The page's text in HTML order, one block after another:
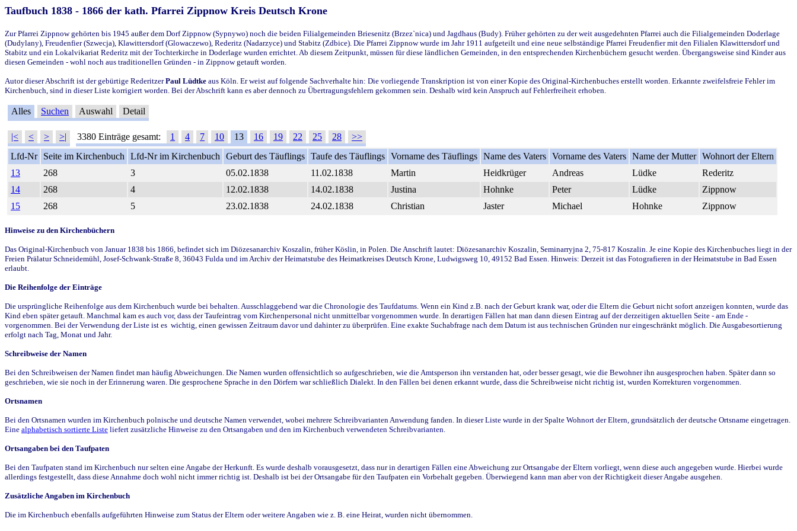
Taufbuch 1838 - 1866 der kath. Pfarrei Zippnow Kreis Deutsch Krone
Zur Pfarrei Zippnow gehörten bis 1945 außer dem Dorf Zippnow (Sypnywo) noch die beiden Filialgemeinden Briesenitz (Brzez`nica) und Jagdhaus (Budy). Früher gehörten zu der weit ausgedehnten Pfarrei auch die Filialgemeinden Doderlage
(Dudylany), Freudenfier (Szwecja), Klawittersdorf (Glowaczewo), Rederitz (Nadarzyce) und Stabitz (Zdbice). Die Pfarrei Zippnow wurde im Jahr 1911 aufgeteilt und eine neue selbständige Pfarrei Freudenfier mit den Filialen Klawittersdorf und
Stabitz und ein Lokalvikariat Rederitz mit der Tochterkirche in Doderlage wurden errichtet. Ab diesem Zeitpunkt, müssen für diese ländlichen Gemeinden, in den entsprechenden Kirchenbüchern gesucht werden. Übergangsweise sind Kinder aus
diesen Gemeinden - wohl noch aus traditionellen Gründen - in Zippnow getauft worden.
Autor dieser Abschrift ist der gebürtige RederitzerPaul Lüdtke aus Köln. Er weist auf folgende Sachverhalte hin: Die vorliegende Transkription ist von einer Kopie des Original-Kirchenbuches erstellt worden. Erkannte zweifelsfreie Fehler im
Kirchenbuch, sind in dieser Liste korrigiert worden. Bei der Abschrift kann es aber dennoch zu Übertragungsfehlern gekommen sein. Deshalb wird kein Anspruch auf Fehlerfreiheit erhoben.
Alles Suchen Auswahl Detail
|< < > >| 3380 Einträge gesamt: 1 4 7 10 13 16 19 22 25 28
>>
Lfd-Nr
Seite im Kirchenbuch Lfd-Nr im Kirchenbuch Geburt des Täuflings Taufe des Täuflings Vorname des Täuflings Name des Vaters Vorname des Vaters Name der Mutter Wohnort der Eltern
13
268 3 05.02.1838 11.02.1838 Martin Heidkrüger Andreas Lüdke
Rederitz
14
268 4 12.02.1838 14.02.1838 Justina Hohnke Peter Lüdke
Zippnow
15
268 5 23.02.1838 24.02.1838 Christian Jaster Michael Hohnke Zippnow
Hinweise zu den Kirchenbüchern
Das Original-Kirchenbuch von Januar 1838 bis 1866, befindet sich im Diözesanarchiv Koszalin, früher Köslin, in Polen. Die Anschrift lautet: Diözesanarchiv Koszalin, Seminarryjna 2, 75-817 Koszalin. Je eine Kopie des Kirchenbuches liegt in der
Freien Prälatur Schneidemühl, Josef-Schwank-Straße 8, 36043 Fulda und im Archiv der Heimatstube des Heimatkreises Deutsch Krone, Ludwigsweg 10, 49152 Bad Essen. Hinweis: Derzeit ist das Fotografieren in der Heimatstube in Bad Essen
erlaubt.
Die Reihenfolge der Einträge
Die ursprüngliche Reihenfolge aus dem Kirchenbuch wurde bei behalten. Ausschlaggebend war die Chronologie des Taufdatums. Wenn ein Kind z.B. nach der Geburt krank war, oder die Eltern die Geburt nicht sofort anzeigen konnten, wurde das
Kind eben später getauft. Manchmal kam es auch vor, dass der Taufeintrag vom Kirchenpersonal nicht unmittelbar vorgenommen wurde. In derartigen Fällen hat man dann diesen Eintrag auf der derzeitigen aktuellen Seite - am Ende -
vorgenommen. Bei der Verwendung der Liste ist es wichtig, einen gewissen Zeitraum davor und dahinter zu überprüfen. Eine exakte Suchabfrage nach dem Datum ist aus technischen Gründen nur eingeschränkt möglich. Die Ausgabesortierung
erfolgt nach Tag, Monat und Jahr.
Schreibweise der Namen
Bei den Schreibweisen der Namen findet man häufig Abweichungen. Die Namen wurden offensichtlich so aufgeschrieben, wie die Amtsperson ihn verstanden hat, oder besser gesagt, wie die Bewohner ihn ausgesprochen haben. Später dann so
geschrieben, wie sie noch in der Erinnerung waren. Die gesprochene Sprache in den Dörfern war schließlich Dialekt. In den Fällen bei denen erkannt wurde, dass die Schreibweise nicht richtig ist, wurden Korrekturen vorgenommen.
Ortsnamen
Bei den Ortsnamen wurden im Kirchenbuch polnische und deutsche Namen verwendet, wobei mehrere Schreibvarianten Anwendung fanden. In dieser Liste wurde in der Spalte Wohnort der Eltern, grundsätzlich der deutsche Ortsname eingetragen.
Eine alphabetisch sortierte Liste liefert zusätzliche Hinweise zu den Ortsangaben und den im Kirchenbuch verwendeten Schreibvarianten.
Ortsangaben bei den Taufpaten
Bei den Taufpaten stand im Kirchenbuch nur selten eine Angabe der Herkunft. Es wurde deshalb vorausgesetzt, dass nur in derartigen Fällen eine Abweichung zur Ortsangabe der Eltern vorliegt, wenn diese auch angegeben wurde. Hierbei wurde
allerdings festgestellt, dass diese Annahme doch wohl nicht immer richtig ist. Deshalb ist bei der Ortsangabe für den Taufpaten ein Vorbehalt gegeben. Überwiegend kann man aber von der Richtigkeit dieser Angabe ausgehen.
Zusätzliche Angaben im Kirchenbuch
Die im Kirchenbuch ebenfalls aufgeführten Hinweise zum Status der Eltern oder weitere Angaben wie z. B. eine Heirat, wurden nicht übernommen.